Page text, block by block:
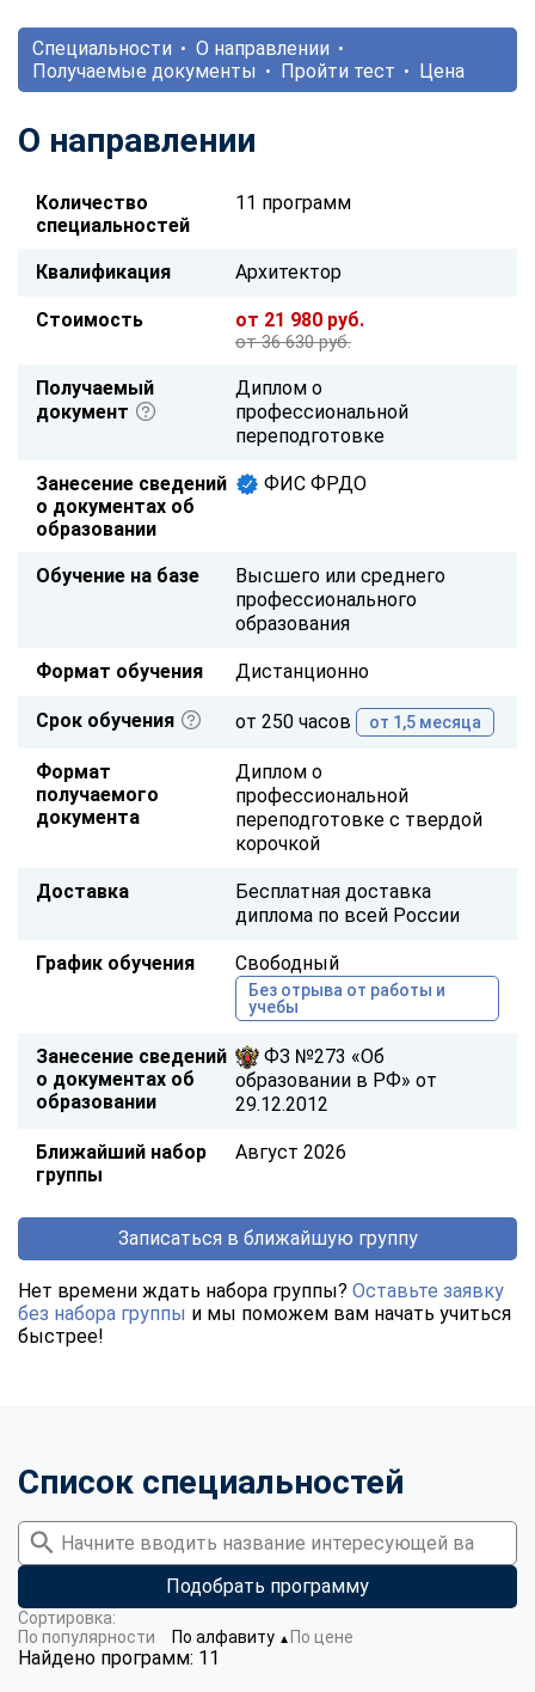
Специальности
О направлении
Получаемые документы
Пройти тест Цена
О направлении
Количество
специальностей
11 программ
Квалификация Архитектор
Стоимость от 21 980 руб.
от 36 630 руб.
Получаемый
документ
Диплом о
профессиональной
переподготовке
Занесение сведений
о документах об
образовании
ФИС ФРДО
Обучение на базе
Высшего или среднего
профессионального
образования
Формат обучения Дистанционно
Срок обучения от 250 часов от 1,5 месяца
Формат
получаемого
документа
Диплом о
профессиональной
переподготовке с твердой
корочкой
Доставка
Бесплатная доставка
диплома по всей России
График обучения Свободный
Без отрыва от работы и
учебы
Занесение сведений
о документах об
образовании
ФЗ №273 «Об
образовании в РФ» от
29.12.2012
Ближайший набор
группы
Август 2026
Записаться в ближайшую группу
Нет времени ждать набора группы? Оставьте заявку
без набора группы и мы поможем вам начать учиться
быстрее!
Список специальностей
Подобрать программу
Найдено программ: 11
Сортировка:
По популярности
По алфавиту ▼ По цене